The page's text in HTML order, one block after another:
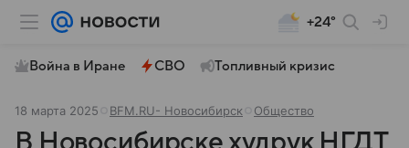
+24°
Война в Иране СВО Топливный кризис
18 марта 2025 BFM.RU- Новосибирск Общество